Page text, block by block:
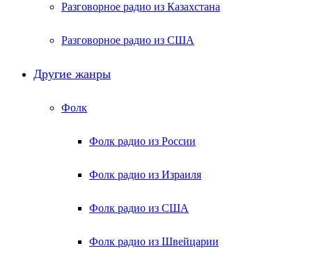
Разговорное радио из Казахстана
Разговорное радио из США
Другие жанры
Фолк
Фолк радио из России
Фолк радио из Израиля
Фолк радио из США
Фолк радио из Швейцарии